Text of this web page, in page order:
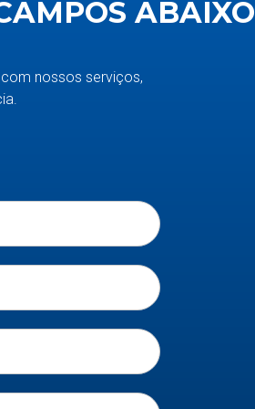
ABAIXO
nossos serviços,